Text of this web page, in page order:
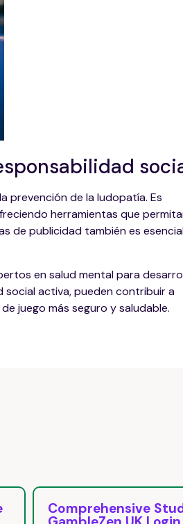
prevención de la ludopatía. Es
herramientas que
de publicidad también es
en salud mental para
activa, pueden contribuir a
juego más seguro y saludable.
on Beonbet